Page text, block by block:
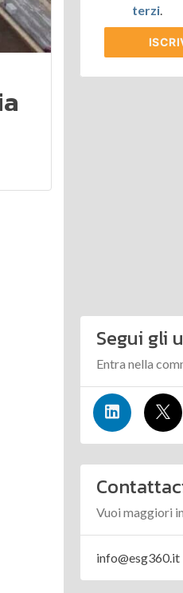
terzi.
Segui gli
Entra nella
Vuoi maggiori
info@esg360.it